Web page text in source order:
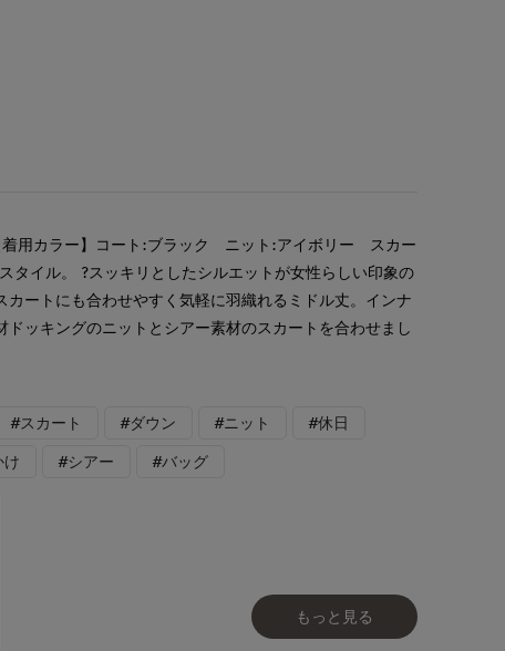
着用カラー】コート:ブラック ニット:アイボリー スカー
タイル。 ?スッキリとしたシルエットが女性らしい印象の
カートにも合わせやすく気軽に羽織れるミドル丈。インナ
ドッキングのニットとシアー素材のスカートを合わせまし
#スカート #ダウン #ニット #休日
け #シアー #バッグ
もっと見る